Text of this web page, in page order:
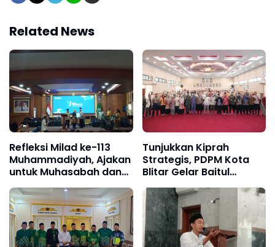
Related News
Refleksi Milad ke-113
Muhammadiyah, Ajakan
untuk Muhasabah dan
Tunjukkan Kiprah
Strategis, PDPM Kota
Blitar Gelar Baitul